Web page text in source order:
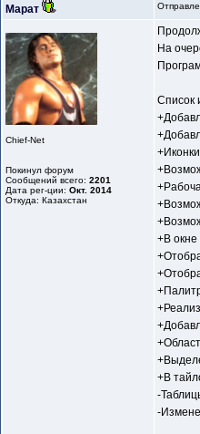
Марат
Chief-Net
Покинул форум
Сообщений всего: 2201
Дата рег-ции: Окт. 2014
Откуда: Казахстан
На
Список
+В окне
+В
-
-